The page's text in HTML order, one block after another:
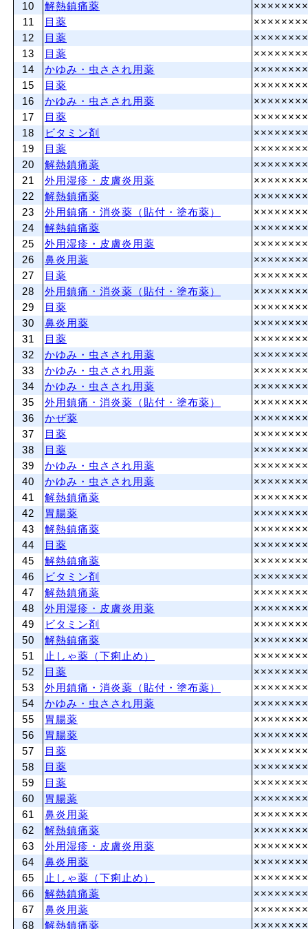
10
解熱鎮痛薬
11
目薬
12
目薬
13
目薬
14
かゆみ・虫さされ用薬
15
目薬
16
かゆみ・虫さされ用薬
17
目薬
18
ビタミン剤
19
目薬
20
解熱鎮痛薬
21
外用湿疹・皮膚炎用薬
22
解熱鎮痛薬
23
外用鎮痛・消炎薬（貼付・塗布薬）
24
解熱鎮痛薬
25
外用湿疹・皮膚炎用薬
26
鼻炎用薬
27
目薬
28
外用鎮痛・消炎薬（貼付・塗布薬）
29
目薬
30
鼻炎用薬
31
目薬
32
かゆみ・虫さされ用薬
33
かゆみ・虫さされ用薬
34
かゆみ・虫さされ用薬
35
外用鎮痛・消炎薬（貼付・塗布薬）
36
かぜ薬
37
目薬
38
目薬
39
かゆみ・虫さされ用薬
40
かゆみ・虫さされ用薬
41
解熱鎮痛薬
42
胃腸薬
43
解熱鎮痛薬
44
目薬
45
解熱鎮痛薬
46
ビタミン剤
47
解熱鎮痛薬
48
外用湿疹・皮膚炎用薬
49
ビタミン剤
50
解熱鎮痛薬
51
止しゃ薬（下痢止め）
52
目薬
53
外用鎮痛・消炎薬（貼付・塗布薬）
54
かゆみ・虫さされ用薬
55
胃腸薬
56
胃腸薬
57
目薬
58
目薬
59
目薬
60
胃腸薬
61
鼻炎用薬
62
解熱鎮痛薬
63
外用湿疹・皮膚炎用薬
64
鼻炎用薬
65
止しゃ薬（下痢止め）
66
解熱鎮痛薬
67
鼻炎用薬
68
解熱鎮痛薬